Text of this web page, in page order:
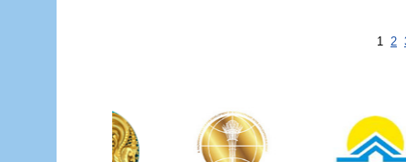
1 2